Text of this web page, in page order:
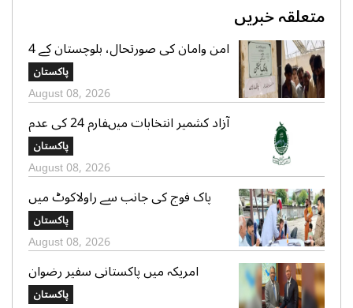
متعلقہ خبریں
امن وامان کی صورتحال، بلوچستان کے 4
بلدیاتی حلقوں میں آج ہونیوالی پولنگ
ملتوی
پاکستان
August 08, 2026
آزاد کشمیر انتخابات میںفارم 24 کی عدم
فراہمی کے دعوے بے بنیاد ہیں، الیکشن
کمیشن کی وضاحت
پاکستان
August 08, 2026
پاک فوج کی جانب سے راولاکوٹ میں
شہریوں کیلئے مفت میڈیکل کیمپس کا
انعقاد
پاکستان
August 08, 2026
امریکہ میں پاکستانی سفیر رضوان
سعیدشیخ کی مریکی سویا بین ایکسپورٹ
پاکستان